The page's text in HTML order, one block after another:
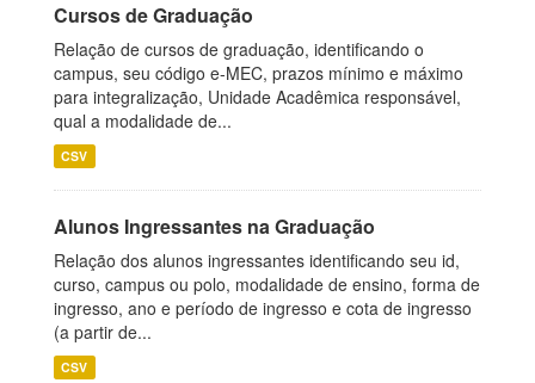
Cursos de Graduação
Relação de cursos de graduação, identificando o
campus, seu código e-MEC, prazos mínimo e máximo
para integralização, Unidade Acadêmica responsável,
qual a modalidade de...
CSV
Alunos Ingressantes na Graduação
Relação dos alunos ingressantes identificando seu id,
curso, campus ou polo, modalidade de ensino, forma de
ingresso, ano e período de ingresso e cota de ingresso
(a partir de...
CSV